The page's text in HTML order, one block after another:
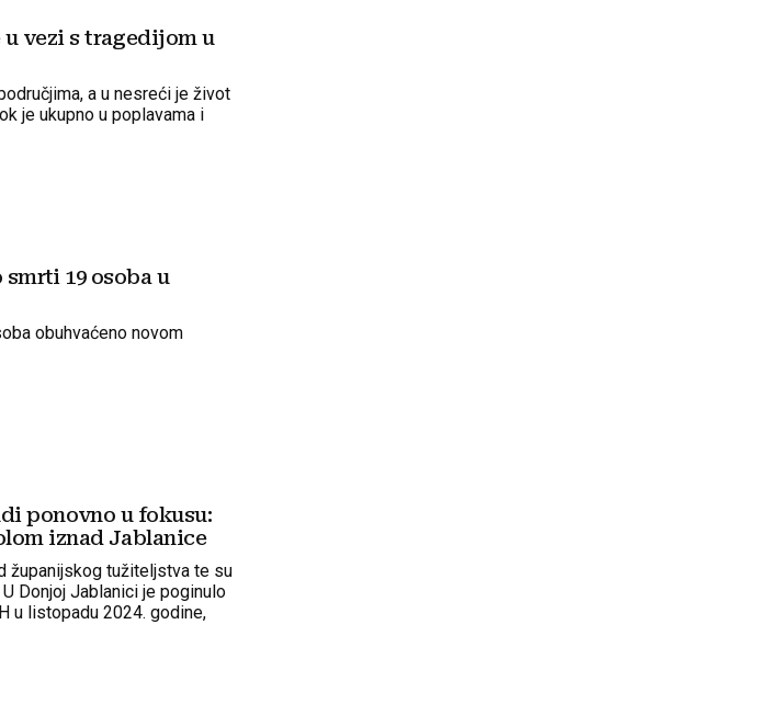
u vezi s tragedijom u
a u nesreći je život
je ukupno u poplavama i
smrti 19 osoba u
obuhvaćeno novom
ponovno u fokusu:
iznad Jablanice
županijskog tužiteljstva te su
Donjoj Jablanici je poginulo
u listopadu 2024. godine,